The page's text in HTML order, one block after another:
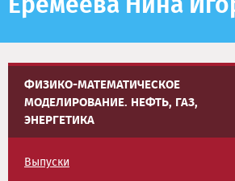
ФИЗИКО-МАТЕМАТИЧЕСКОЕ
МОДЕЛИРОВАНИЕ. НЕФТЬ, ГАЗ,
ЭНЕРГЕТИКА
Выпуски